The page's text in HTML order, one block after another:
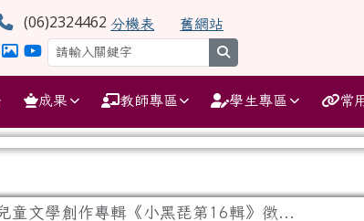
(06)2324462 分機表 舊網站
成果 教師專區 學生專區 常
童文學創作專輯《小黑琵第16輯》徵...